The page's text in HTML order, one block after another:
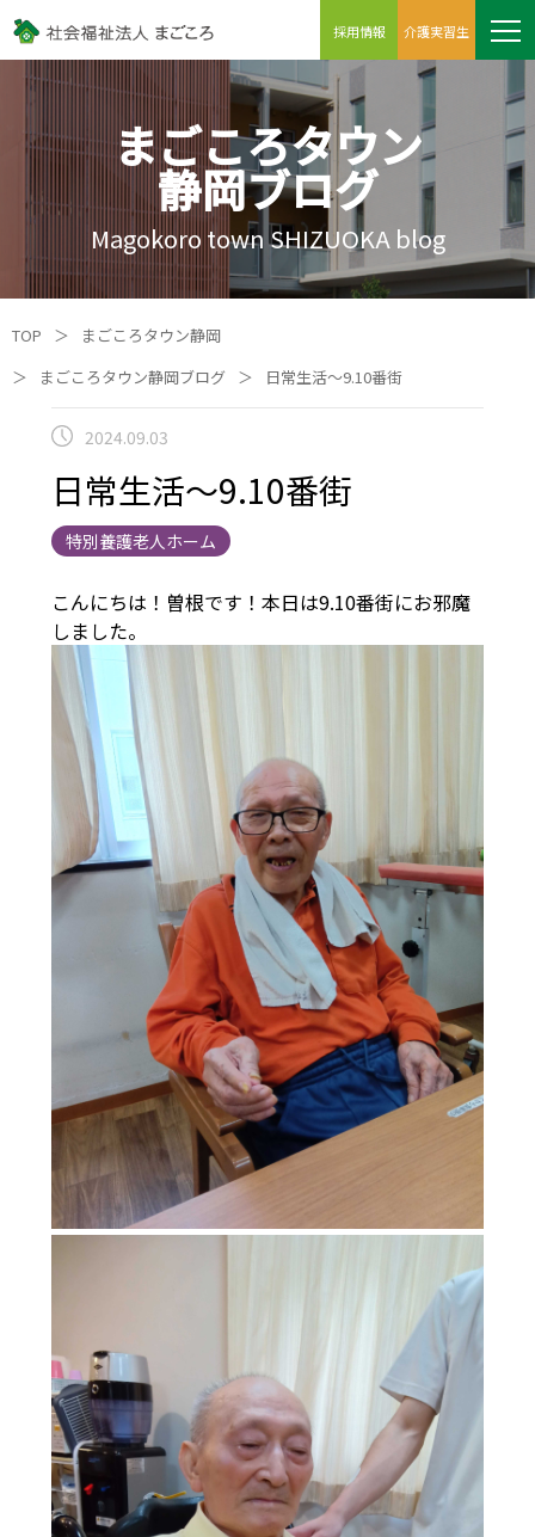
採用情報 介護実習生
まごころタウン
静岡ブログ
Magokoro town SHIZUOKA blog
TOP ＞
まごころタウン静岡
＞
まごころタウン静岡ブログ ＞ 日常生活～9.10番街
2024.09.03
日常生活～9.10番街
特別養護老人ホーム
こんにちは！曽根です！本日は9.10番街にお邪魔
しました。